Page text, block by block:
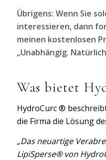
Übrigens: Wenn Sie
interessieren, dann
meinen kostenlosen
„Unabhängig.
Was bietet
HydroCurc ®
die Firma die Lösung
„Das neuartige
LipiSperse® von